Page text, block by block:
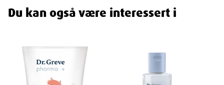
med strenge krav til kjemikalier.
Astma og Allergi:
Trygg for deg
Du kan også være interessert i